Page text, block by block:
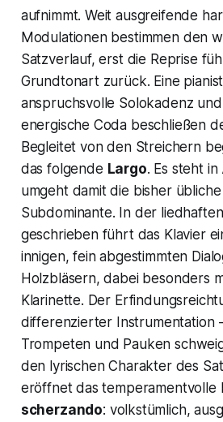
aufnimmt. Weit ausgreifende
Modulationen bestimmen den
Satzverlauf, erst die Reprise
Grundtonart zurück. Eine
anspruchsvolle Solokadenz
energische Coda beschließen
Begleitet von den Streichern
das folgende Largo. Es steht
umgeht damit die bisher
Subdominante. In der
geschrieben führt das Klavier
innigen, fein abgestimmten
Holzbläsern, dabei besonders
Klarinette. Der
differenzierter Instrumentation
Trompeten und Pauken
den lyrischen Charakter des
eröffnet das temperamentvolle
scherzando: volkstümlich,